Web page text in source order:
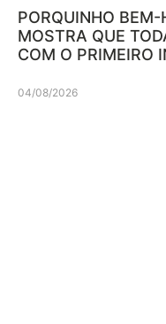
PORQUINHO
MOSTRA QUE
COM O PRIMEIRO
04/08/2026